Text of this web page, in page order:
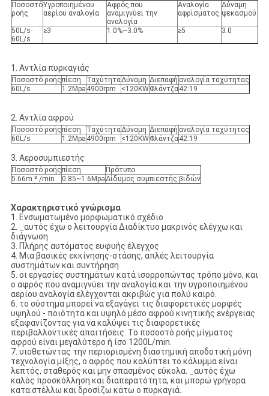
Ποσοστό
ροής
Υγροποιημένου
αερίου αναλογία
Αφρός που
αναμιγνύει την
αναλογία
Αναλογία
αφρίσματος
Δύναμη
ψεκασμού
50L/s-
60L/s
≥3 1.0%~3.0% ≥5 3.0
1. Αντλία πυρκαγιάς
Ποσοστό ροήςπίεση ΤαχύτηταΔύναμη Διεπαφή αναλογία ταχύτητας
60L/s
1.2Mpa 4900rpm <120KWΦλάντζα42:19
2. Αντλία αφρού
Ποσοστό ροήςπίεση ΤαχύτηταΔύναμη Διεπαφή αναλογία ταχύτητας
60L/s
1.2Mpa 4900rpm <120KWΦλάντζα42:19
3. Αεροσυμπιεστής
Ποσοστό ροήςπίεση
Πρότυπο
5.66m ³ /min
0.85~1.6MpaΔίδυμος συμπιεστής βιδών
Χαρακτηριστικό γνώρισμα
1. Ενσωματωμένο μορφωματικό σχέδιο
2. _αυτός έχω ο λειτουργία Διαδίκτυο μακρινός ελέγχω και
διάγνωση
3. Πλήρης αυτόματος ευφυής έλεγχος
4. Μια βασικές εκκίνησης-στάσης, απλές λειτουργία
συστημάτων και συντήρηση
5. οι εργασίες συστημάτων κατά ισορροπώντας τρόπο μόνο, και
ο αφρός που αναμιγνύει την αναλογία και την υγροποιημένου
αερίου αναλογία ελέγχονται ακριβώς για πολύ καιρό.
6. το σύστημα μπορεί να εξαγάγει τις διαφορετικές μορφές
υψηλού - ποιότητα και υψηλό μέσο αφρού κινητικής ενέργειας
εξαφανίζοντας για να καλύψει τις διαφορετικές
περιβαλλοντικές απαιτήσεις. Το ποσοστό ροής μίγματος
αφρού είναι μεγαλύτερο ή ίσο 1200L/min.
7. υιοθετώντας την περιορισμένη διαστημική αποδοτική μόνη
τεχνολογία μίξης, ο αφρός που καλύπτει το κάλυμμα είναι
λεπτός, σταθερός και μην σπασμένος εύκολα. _αυτός έχω
καλός προσκόλληση και διαπερατότητα, και μπορώ γρήγορα
κατα:στέλλω και δροσίζω κάτω ο πυρκαγιά.